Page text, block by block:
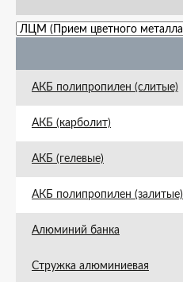
АКБ полипропилен (слитые)
АКБ (карболит)
АКБ (гелевые)
АКБ полипропилен (залитые)
Алюминий банка
Стружка алюминиевая